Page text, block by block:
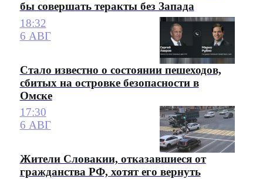
бы совершать теракты без Запада
18:32
6 АВГ
Стало известно о состоянии пешеходов,
сбитых на островке безопасности в
Омске
17:30
6 АВГ
Жители Словакии, отказавшиеся от
гражданства РФ, хотят его вернуть